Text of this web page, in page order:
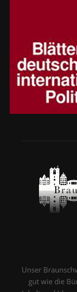
Unser
gut wie die